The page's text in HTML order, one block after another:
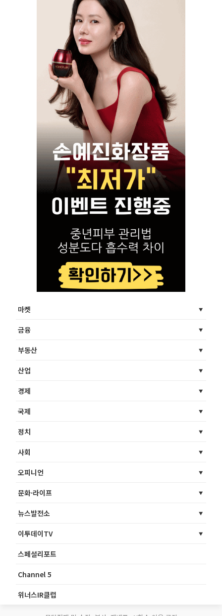
마켓
금융
부동산
산업
경제
국제
정치
사회
오피니언
문화·라이프
뉴스발전소
이투데이TV
스페셜리포트
Channel 5
위너스IR클럽